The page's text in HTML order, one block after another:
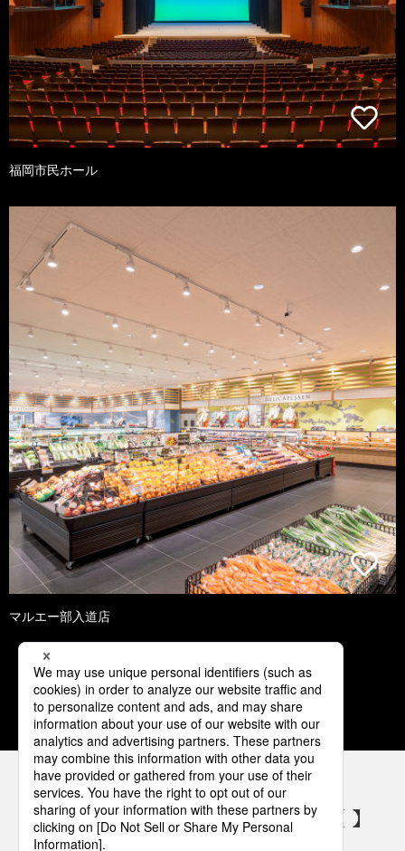
福岡市民ホール
マルエー部入道店
1 2 3 4 5
パナソニックの電気設備 SNSアカウント